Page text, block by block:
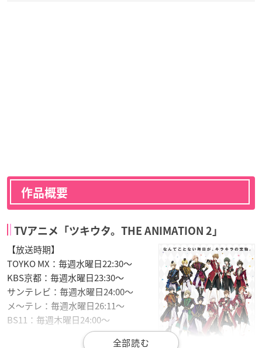
作品概要
TVアニメ「ツキウタ。THE ANIMATION 2」
【放送時期】
TOYKO MX：毎週水曜日22:30〜
KBS京都：毎週水曜日23:30〜
サンテレビ：毎週水曜日24:00〜
メ〜テレ：毎週水曜日26:11〜
BS11：毎週木曜日24:00〜